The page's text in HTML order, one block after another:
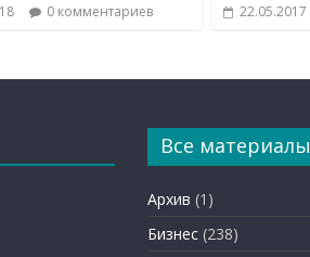
0 комментариев 22.05.2017
Все материалы
Архив (1)
Бизнес (238)